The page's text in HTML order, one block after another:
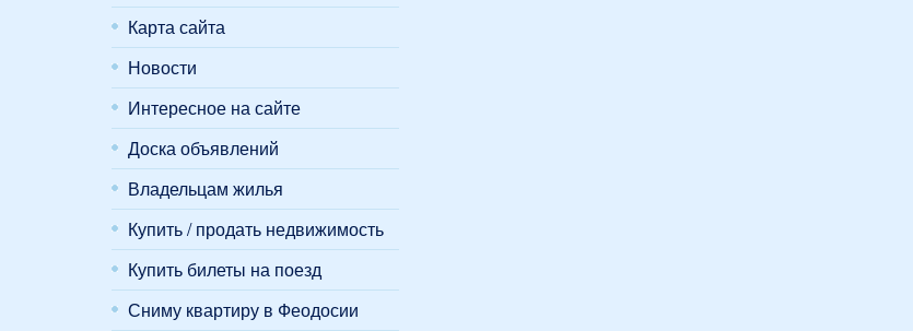
Карта сайта
Новости
Интересное на сайте
Доска объявлений
Владельцам жилья
Купить / продать недвижимость
Купить билеты на поезд
Сниму квартиру в Феодосии